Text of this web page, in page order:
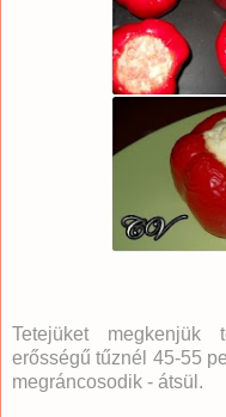
Tetejüket megkenjük
erősségű tűznél 45-55
megráncosodik - átsül.